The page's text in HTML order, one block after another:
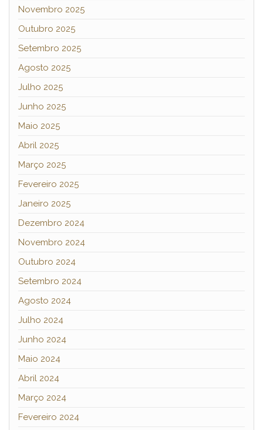
Novembro 2025
Outubro 2025
Setembro 2025
Agosto 2025
Julho 2025
Junho 2025
Maio 2025
Abril 2025
Março 2025
Fevereiro 2025
Janeiro 2025
Dezembro 2024
Novembro 2024
Outubro 2024
Setembro 2024
Agosto 2024
Julho 2024
Junho 2024
Maio 2024
Abril 2024
Março 2024
Fevereiro 2024